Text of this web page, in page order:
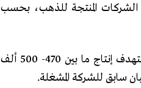
الشركات المنتجة للذهب، بحسب
وأنتج المنجم 470 ألف أوقية من الذهب العام الماضي، ويستهدف إنتاج ما بين 470- 500 ألف
سابق للشركة المشغلة.